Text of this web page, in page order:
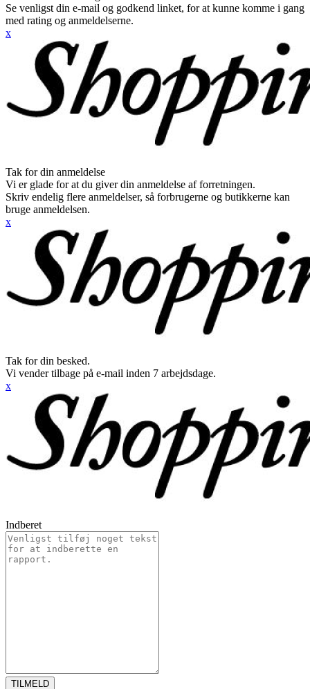
Se venligst din e-mail og godkend linket, for at kunne komme i gang
med rating og anmeldelserne.
x
Tak for din anmeldelse
Vi er glade for at du giver din anmeldelse af forretningen.
Skriv endelig flere anmeldelser, så forbrugerne og butikkerne kan
bruge anmeldelsen.
x
Tak for din besked.
Vi vender tilbage på e-mail inden 7 arbejdsdage.
x
Indberet
TILMELD